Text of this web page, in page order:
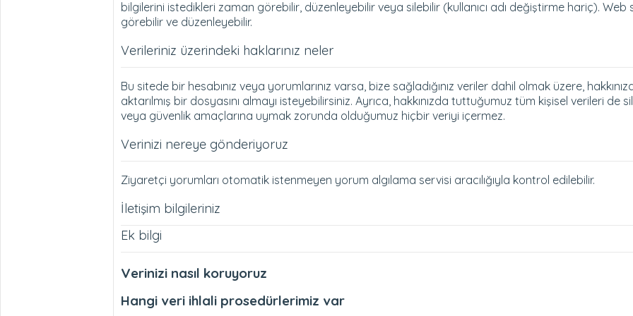
bilgilerini istedikleri zaman görebilir, düzenleyebilir veya silebilir (kullanıcı adı değiştirme hariç).
görebilir ve düzenleyebilir.
Verileriniz üzerindeki haklarınız neler
Bu sitede bir hesabınız veya yorumlarınız varsa, bize sağladığınız veriler dahil olmak üzere,
aktarılmış bir dosyasını almayı isteyebilirsiniz. Ayrıca, hakkınızda tuttuğumuz tüm kişisel verileri de
veya güvenlik amaçlarına uymak zorunda olduğumuz hiçbir veriyi içermez.
Verinizi nereye gönderiyoruz
Ziyaretçi yorumları otomatik istenmeyen yorum algılama servisi aracılığıyla kontrol edilebilir.
İletişim bilgileriniz
Ek bilgi
Verinizi nasıl koruyoruz
Hangi veri ihlali prosedürlerimiz var